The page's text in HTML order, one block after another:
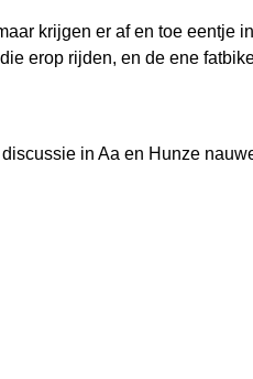
krijgen er af en toe eentje
erop rijden, en de ene
in Aa en Hunze